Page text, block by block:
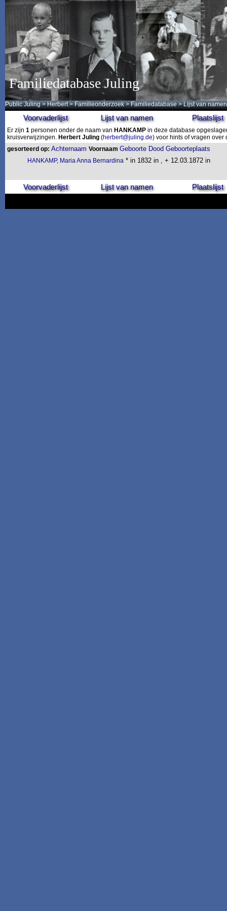
Familiedatabase Juling
Public Juling >Herbert >Familieonderzoek >Familiedatabase > Lijst van namen
Voorvaderlijst Lijst van namen Plaatslijst
Er zijn 1 personen onder de naam van HANKAMP in deze database
kruisverwijzingen. Herbert Juling (herbert@juling.de) voor hints of vragen
gesorteerd op: Achternaam Voornaam Geboorte Dood Geboorteplaats
HANKAMP, Maria Anna Bernardina * in 1832 in , + 12.03.1872 in
Voorvaderlijst Lijst van namen Plaatslijst